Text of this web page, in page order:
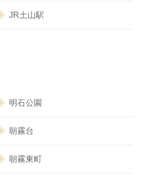
JR土山駅
明石公園
朝霧台
朝霧東町